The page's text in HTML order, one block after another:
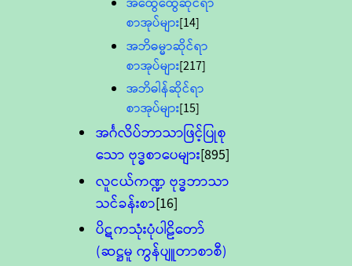
စာအုပ်များ[14]
အဘိဓမ္မာဆိုင်ရာ
စာအုပ်များ[217]
အဘိဓါန်ဆိုင်ရာ
စာအုပ်များ[15]
အင်္ဂလိပ်ဘာသာဖြင့်ပြုစု
သော ဗုဒ္ဓစာပေများ[895]
လူငယ်ကဏ္ဍ ဗုဒ္ဓဘာသာ
သင်ခန်းစာ[16]
ပိဋကသုံးပုံပါဠိတော်
(ဆဋ္ဌမူ ကွန်ပျူတာစာစီ)